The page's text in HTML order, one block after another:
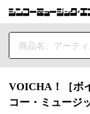
VOICHA！［ボ
コー・ミュージ